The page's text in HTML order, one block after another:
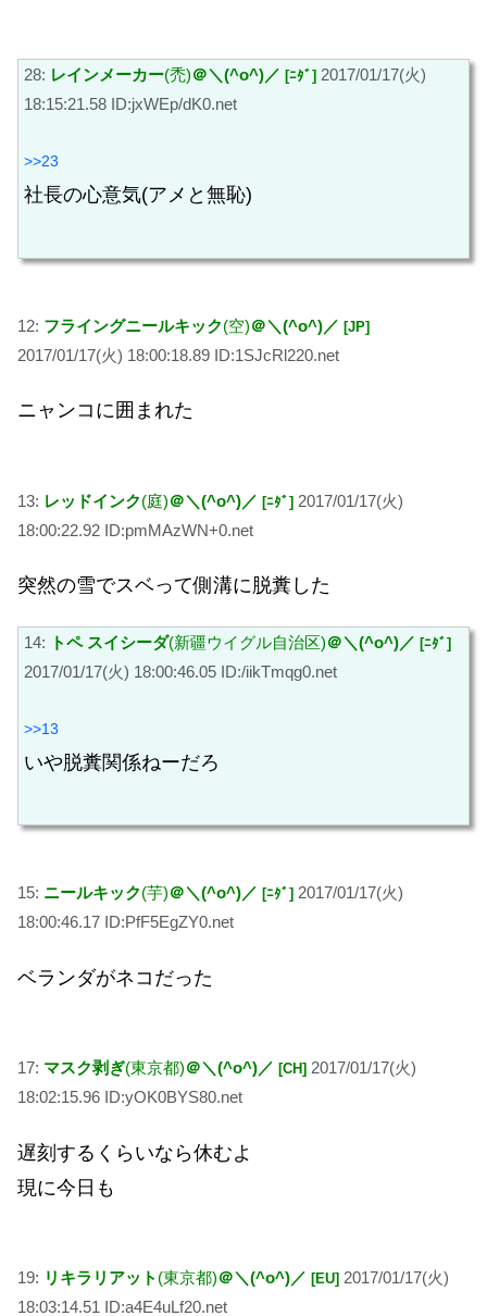
28: レインメーカー(禿)＠＼(^o^)／ [ﾆﾀﾞ] 2017/01/17(火)
18:15:21.58 ID:jxWEp/dK0.net
>>23
社長の心意気(アメと無恥)
12: フライングニールキック(空)＠＼(^o^)／ [JP]
2017/01/17(火) 18:00:18.89 ID:1SJcRl220.net
ニャンコに囲まれた
13: レッドインク(庭)＠＼(^o^)／ [ﾆﾀﾞ] 2017/01/17(火)
18:00:22.92 ID:pmMAzWN+0.net
突然の雪でスベって側溝に脱糞した
14: トペ スイシーダ(新疆ウイグル自治区)＠＼(^o^)／ [ﾆﾀﾞ]
2017/01/17(火) 18:00:46.05 ID:/iikTmqg0.net
>>13
いや脱糞関係ねーだろ
15: ニールキック(芋)＠＼(^o^)／ [ﾆﾀﾞ] 2017/01/17(火)
18:00:46.17 ID:PfF5EgZY0.net
ベランダがネコだった
17: マスク剥ぎ(東京都)＠＼(^o^)／ [CH] 2017/01/17(火)
18:02:15.96 ID:yOK0BYS80.net
遅刻するくらいなら休むよ
現に今日も
19: リキラリアット (東京都)＠＼(^o^)／ [EU] 2017/01/17(火)
18:03:14.51 ID:a4E4uLf20.net